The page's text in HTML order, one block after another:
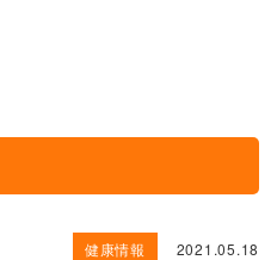
健康情報 2021.05.18